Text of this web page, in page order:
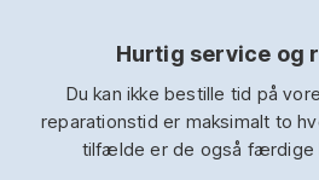
Hurtig service og
Du kan ikke bestille tid på
reparationstid er maksimalt to
tilfælde er de også færdige